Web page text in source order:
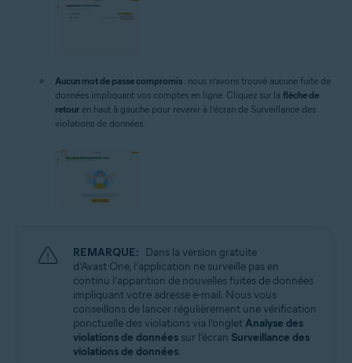
Aucun mot de passe compromis : nous n’avons trouvé aucune fuite de
données impliquant vos comptes en ligne. Cliquez sur la flèche de
retour en haut à gauche pour revenir à l’écran de Surveillance des
violations de données.
REMARQUE: Dans la version gratuite
d’Avast One, l’application ne surveille pas en
continu l’apparition de nouvelles fuites de données
impliquant votre adresse e-mail. Nous vous
conseillons de lancer régulièrement une vérification
ponctuelle des violations via l’ongletAnalyse des
violations de données sur l’écran Surveillance des
violations de données.